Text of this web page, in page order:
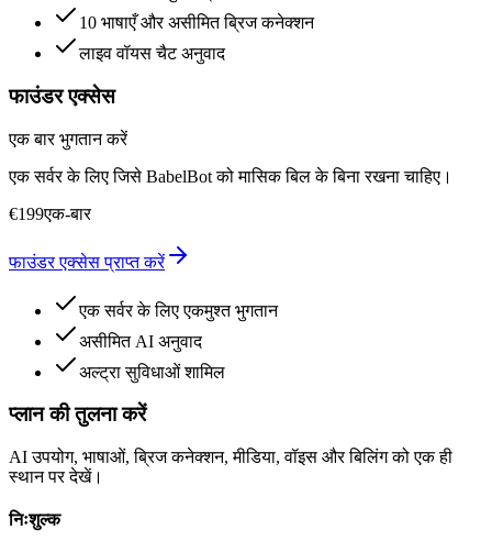
10 भाषाएँ और असीमित ब्रिज कनेक्शन
लाइव वॉयस चैट अनुवाद
फाउंडर एक्सेस
एक बार भुगतान करें
एक सर्वर के लिए जिसे BabelBot को मासिक बिल के बिना रखना चाहिए।
€199एक-बार
फाउंडर एक्सेस प्राप्त करें
एक सर्वर के लिए एकमुश्त भुगतान
असीमित AI अनुवाद
अल्ट्रा सुविधाओं शामिल
प्लान की तुलना करें
AI उपयोग, भाषाओं, ब्रिज कनेक्शन, मीडिया, वॉइस और बिलिंग को एक ही
स्थान पर देखें।
निःशुल्क